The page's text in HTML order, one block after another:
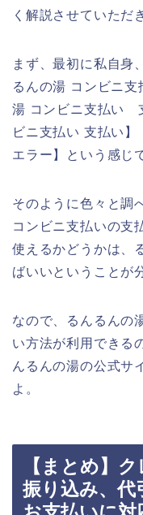
く解説させていただ
まず、最初に私自身
るんの湯 コンビニ
湯 コンビニ支払い
ビニ支払い 支払い
エラー】という感じ
そのように色々と調
コンビニ支払いの支
使えるかどうかは、
ばいいということが
なので、るんるんの
い方法が利用できる
んるんの湯の公式サ
よ。
【まとめ】
振り込み、代